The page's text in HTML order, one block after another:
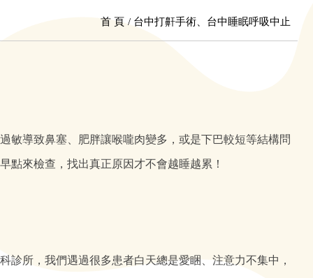
首 頁 台中打鼾手術、台中睡眠呼吸中止
敏導致鼻塞、肥胖讓喉嚨肉變多，或是下巴較短等結構問
點來檢查，找出真正原因才不會越睡越累！
所，我們遇過很多患者白天總是愛睏、注意力不集中，